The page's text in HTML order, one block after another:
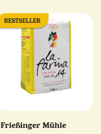
BESTSELLER
Frießinger Mühle